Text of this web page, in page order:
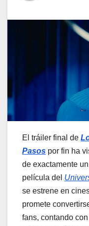
El tráiler final de
Pasos por fin ha
de exactamente
película del
se estrene en
promete
fans, contando